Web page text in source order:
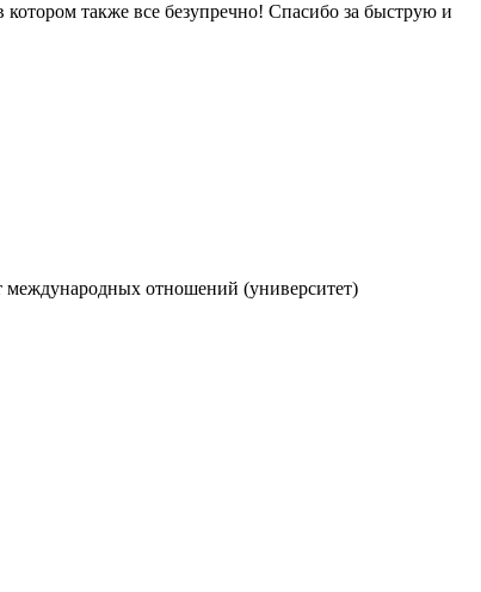
также все безупречно! Спасибо за быструю и
международных отношений (университет)